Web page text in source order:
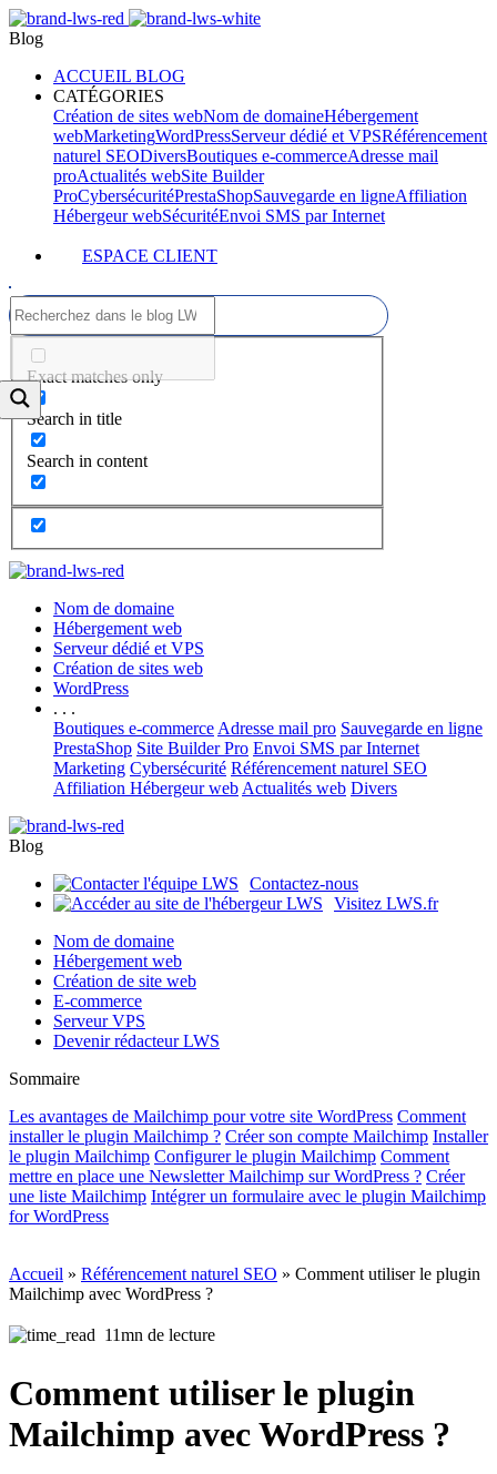
Blog
ACCUEIL BLOG
CATÉGORIES
Création de sites webNom de domaineHébergement
webMarketingWordPressServeur dédié et VPSRéférencement
naturel SEODiversBoutiques e-commerceAdresse mail
proActualités webSite Builder
ProCybersécuritéPrestaShopSauvegarde en ligneAffiliation
Hébergeur webSécuritéEnvoi SMS par Internet
ESPACE CLIENT
Exact matches only
Search in title
Search in content
Nom de domaine
Hébergement web
Serveur dédié et VPS
Création de sites web
WordPress
. . .
Boutiques e-commerce Adresse mail pro Sauvegarde en ligne
PrestaShop Site Builder Pro Envoi SMS par Internet
Marketing Cybersécurité Référencement naturel SEO
Affiliation Hébergeur web Actualités web Divers
Blog
Contactez-nous
Visitez LWS.fr
Nom de domaine
Hébergement web
Création de site web
E-commerce
Serveur VPS
Devenir rédacteur LWS
Sommaire
Les avantages de Mailchimp pour votre site WordPress Comment
installer le plugin Mailchimp ? Créer son compte Mailchimp Installer
le plugin Mailchimp Configurer le plugin Mailchimp Comment
mettre en place une Newsletter Mailchimp sur WordPress ? Créer
une liste Mailchimp Intégrer un formulaire avec le plugin Mailchimp
for WordPress
Accueil » Référencement naturel SEO » Comment utiliser le plugin
Mailchimp avec WordPress ?
11mn de lecture
Comment utiliser le plugin
Mailchimp avec WordPress ?